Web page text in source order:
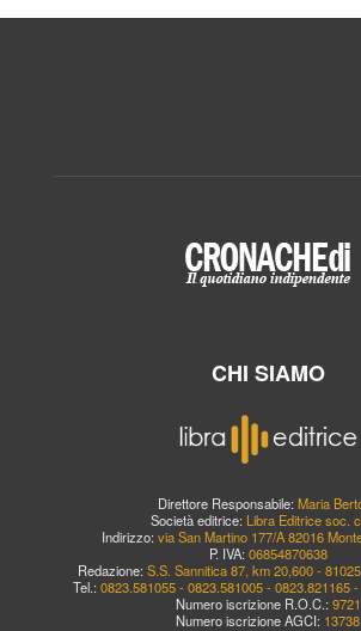
CHI SIAMO
Direttore Responsabile: Maria
Società editrice: Libra Editrice soc.
Indirizzo: via San Martino 177/A 82016
P. IVA: 06854870638
Redazione: S.S. Sannitica 87, km 20,600 -
Tel.: 0823.581055 - 0823.581005 - 0823.821165
Numero iscrizione R.O.C.: 9721
Numero iscrizione AGCI: 13738